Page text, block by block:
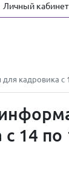
Личный кабинет
кадровика с
14 по